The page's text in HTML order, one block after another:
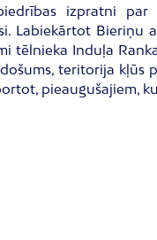
izpratni
Labiekārtot Bieriņu
Induļa
teritorija kļūs
pieaugušajiem,